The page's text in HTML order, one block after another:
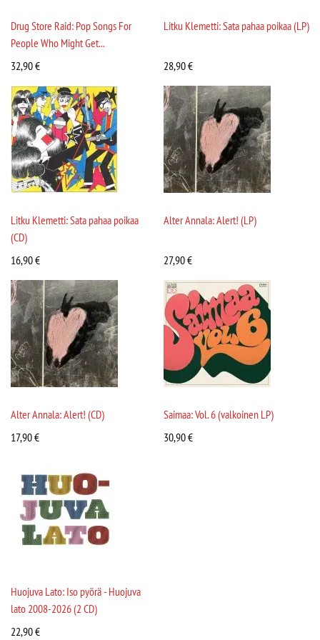
Drug Store Raid: Pop Songs For
People Who Might Get...
32,90€
Litku Klemetti: Sata pahaa poikaa (LP)
28,90€
Litku Klemetti: Sata pahaa poikaa
(CD)
16,90€
Alter Annala: Alert! (LP)
27,90€
Alter Annala: Alert! (CD)
17,90€
Saimaa: Vol. 6 (valkoinen LP)
30,90€
Huojuva Lato: Iso pyörä - Huojuva
lato 2008-2026 (2 CD)
22,90€